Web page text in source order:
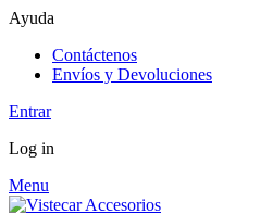
Ayuda
Contáctenos
Envíos y Devoluciones
Entrar
Log in
Menu